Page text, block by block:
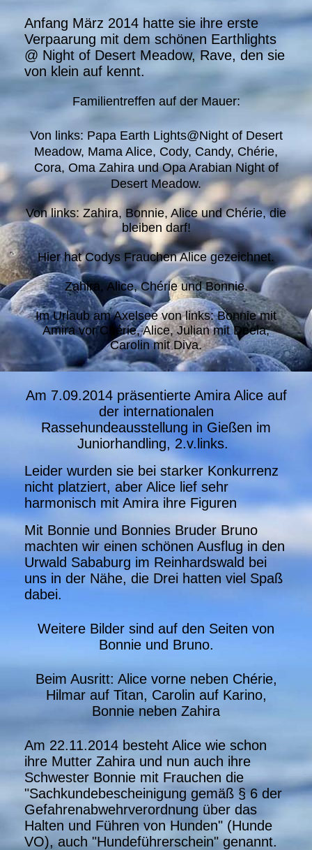
Anfang März 2014 hatte sie ihre erste
Verpaarung mit dem schönen Earthlights
@ Night of Desert Meadow, Rave, den sie
von klein auf kennt.
Familientreffen auf der Mauer:
Von links: Papa Earth Lights@Night of Desert
Meadow, Mama Alice, Cody, Candy, Chérie,
Cora, Oma Zahira und Opa Arabian Night of
Desert Meadow.
Von links: Zahira, Bonnie, Alice und Chérie, die
bleiben darf!
Hier hat Codys Frauchen Alice gezeichnet.
Zahira, Alice, Chérie und Bonnie.
Im Urlaub am Axelsee von links: Bonnie mit
Amira vor Chérie, Alice, Julian mit Deela,
Carolin mit Diva.
Am 7.09.2014 präsentierte Amira Alice auf
der internationalen
Rassehundeausstellung in Gießen im
Juniorhandling, 2.v.links.
Leider wurden sie bei starker Konkurrenz
nicht platziert, aber Alice lief sehr
harmonisch mit Amira ihre Figuren
Mit Bonnie und Bonnies Bruder Bruno
machten wir einen schönen Ausflug in den
Urwald Sababurg im Reinhardswald bei
uns in der Nähe, die Drei hatten viel Spaß
dabei.
Weitere Bilder sind auf den Seiten von
Bonnie und Bruno.
Beim Ausritt: Alice vorne neben Chérie,
Hilmar auf Titan, Carolin auf Karino,
Bonnie neben Zahira
Am 22.11.2014 besteht Alice wie schon
ihre Mutter Zahira und nun auch ihre
Schwester Bonnie mit Frauchen die
"Sachkundebescheinigung gemäß § 6 der
Gefahrenabwehrverordnung über das
Halten und Führen von Hunden" (Hunde
VO), auch "Hundeführerschein" genannt.